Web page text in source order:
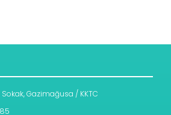
Sokak, Gazimağusa / KKTC